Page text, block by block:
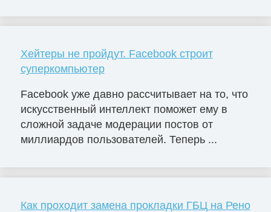
Хейтеры не пройдут. Facebook строит
суперкомпьютер
Facebook уже давно рассчитывает на то, что
искусственный интеллект поможет ему в
сложной задаче модерации постов от
миллиардов пользователей. Теперь ...
Как проходит замена прокладки ГБЦ на Рено